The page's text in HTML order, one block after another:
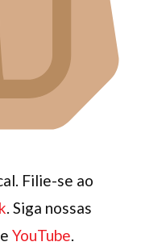
Filie-se ao
. Siga nossas
e YouTube.